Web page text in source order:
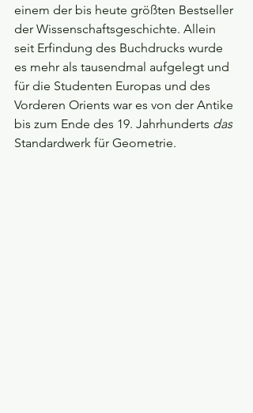
einem der bis heute größten Bestseller
der Wissenschaftsgeschichte. Allein
seit Erfindung des Buchdrucks wurde
es mehr als tausendmal aufgelegt und
für die Studenten Europas und des
Vorderen Orients war es von der Antike
bis zum Ende des 19. Jahrhunderts das
Standardwerk für Geometrie.